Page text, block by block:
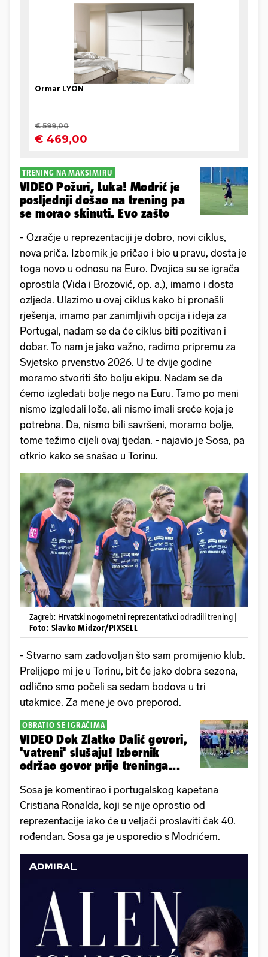
TRENING NA MAKSIMIRU
VIDEO Požuri, Luka! Modrić je
posljednji došao na trening pa
se morao skinuti. Evo zašto
- Ozračje u reprezentaciji je dobro, novi ciklus,
nova priča. Izbornik je pričao i bio u pravu, dosta je
toga novo u odnosu na Euro. Dvojica su se igrača
oprostila (Vida i Brozović, op. a.), imamo i dosta
ozljeda. Ulazimo u ovaj ciklus kako bi pronašli
rješenja, imamo par zanimljivih opcija i ideja za
Portugal, nadam se da će ciklus biti pozitivan i
dobar. To nam je jako važno, radimo pripremu za
Svjetsko prvenstvo 2026. U te dvije godine
moramo stvoriti što bolju ekipu. Nadam se da
ćemo izgledati bolje nego na Euru. Tamo po meni
nismo izgledali loše, ali nismo imali sreće koja je
potrebna. Da, nismo bili savršeni, moramo bolje,
tome težimo cijeli ovaj tjedan. - najavio je Sosa, pa
otkrio kako se snašao u Torinu.
Zagreb: Hrvatski nogometni reprezentativci odradili trening |
Foto: Slavko Midzor/PIXSELL
- Stvarno sam zadovoljan što sam promijenio klub.
Prelijepo mi je u Torinu, bit će jako dobra sezona,
odlično smo počeli sa sedam bodova u tri
utakmice. Za mene je ovo preporod.
OBRATIO SE IGRAČIMA
VIDEO Dok Zlatko Dalić govori,
'vatreni' slušaju! Izbornik
održao govor prije treninga...
Sosa je komentirao i portugalskog kapetana
Cristiana Ronalda, koji se nije oprostio od
reprezentacije iako će u veljači proslaviti čak 40.
rođendan. Sosa ga je usporedio s Modrićem.